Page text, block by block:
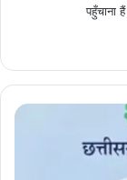
पहुँचाना
मुख्यमंत्री